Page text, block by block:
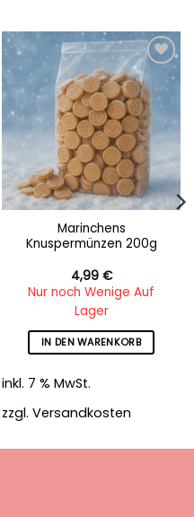
Add to
wishlist
Marinchens
Knuspermünzen 200g
4,99 €
Nur noch Wenige Auf
Lager
IN DEN WARENKORB
inkl. 7 % MwSt.
zzgl. Versandkosten